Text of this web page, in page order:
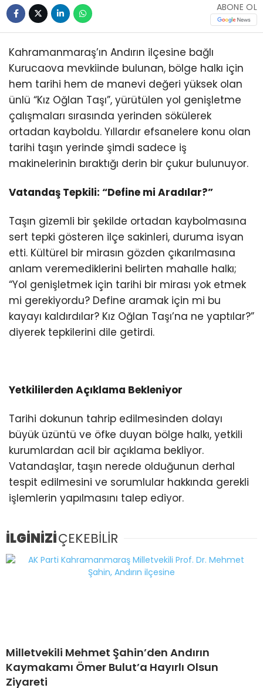
ABONE OL
Kahramanmaraş’ın Andırın ilçesine bağlı
Kurucaova mevkiinde bulunan, bölge halkı için
hem tarihi hem de manevi değeri yüksek olan
ünlü “Kız Oğlan Taşı”, yürütülen yol genişletme
çalışmaları sırasında yerinden sökülerek
ortadan kayboldu. Yıllardır efsanelere konu olan
tarihi taşın yerinde şimdi sadece iş
makinelerinin bıraktığı derin bir çukur bulunuyor.
Vatandaş Tepkili: “Define mi Aradılar?”
Taşın gizemli bir şekilde ortadan kaybolmasına
sert tepki gösteren ilçe sakinleri, duruma isyan
etti. Kültürel bir mirasın gözden çıkarılmasına
anlam veremediklerini belirten mahalle halkı;
“Yol genişletmek için tarihi bir mirası yok etmek
mi gerekiyordu? Define aramak için mi bu
kayayı kaldırdılar? Kız Oğlan Taşı’na ne yaptılar?”
diyerek tepkilerini dile getirdi.
Yetkililerden Açıklama Bekleniyor
Tarihi dokunun tahrip edilmesinden dolayı
büyük üzüntü ve öfke duyan bölge halkı, yetkili
kurumlardan acil bir açıklama bekliyor.
Vatandaşlar, taşın nerede olduğunun derhal
tespit edilmesini ve sorumlular hakkında gerekli
işlemlerin yapılmasını talep ediyor.
İLGİNİZİÇEKEBİLİR
Milletvekili Mehmet Şahin’den Andırın
Kaymakamı Ömer Bulut’a Hayırlı Olsun
Ziyareti